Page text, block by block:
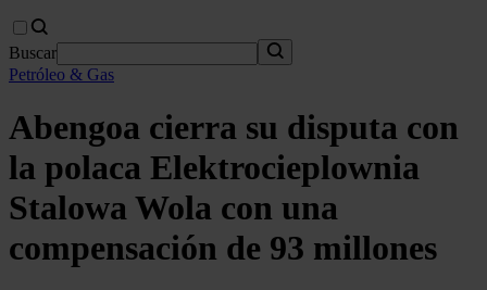
Buscar
Petróleo & Gas
Abengoa cierra su disputa con
la polaca Elektrocieplownia
Stalowa Wola con una
compensación de 93 millones